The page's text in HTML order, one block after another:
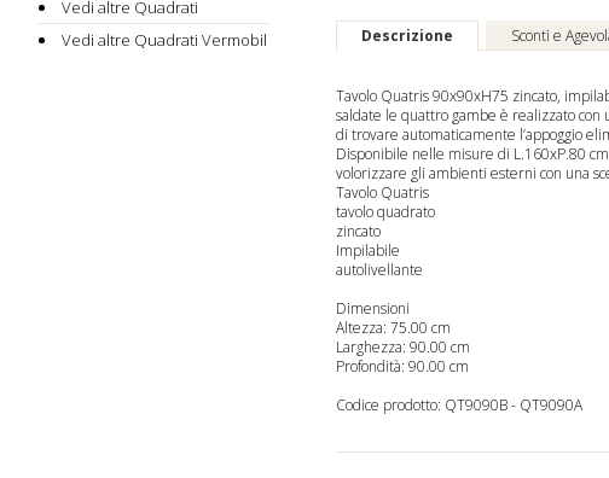
Vedi altre Quadrati
Vedi altre Quadrati Vermobil
Descrizione Sconti e
Tavolo Quatris 90x90xH75 zincato,
saldate le quattro gambe è realizzato
di trovare automaticamente l’appoggio
Disponibile nelle misure di L.160xP.80
volorizzare gli ambienti esterni con una
Tavolo Quatris
tavolo quadrato
zincato
Impilabile
autolivellante
Dimensioni
Altezza: 75.00 cm
Larghezza: 90.00 cm
Profondità: 90.00 cm
Codice prodotto: QT9090B- QT9090A